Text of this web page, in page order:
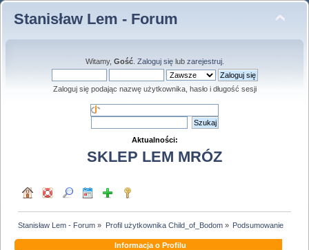
Stanisław Lem - Forum
Witamy, Gość. Zaloguj sięlub zarejestruj.
Zaloguj się podając nazwę użytkownika, hasło i długość sesji
Aktualności:
SKLEP LEM MRÓZ
Stanisław Lem - Forum » Profil użytkownika Child_of_Bodom» Podsumowanie
Informacja o Profilu